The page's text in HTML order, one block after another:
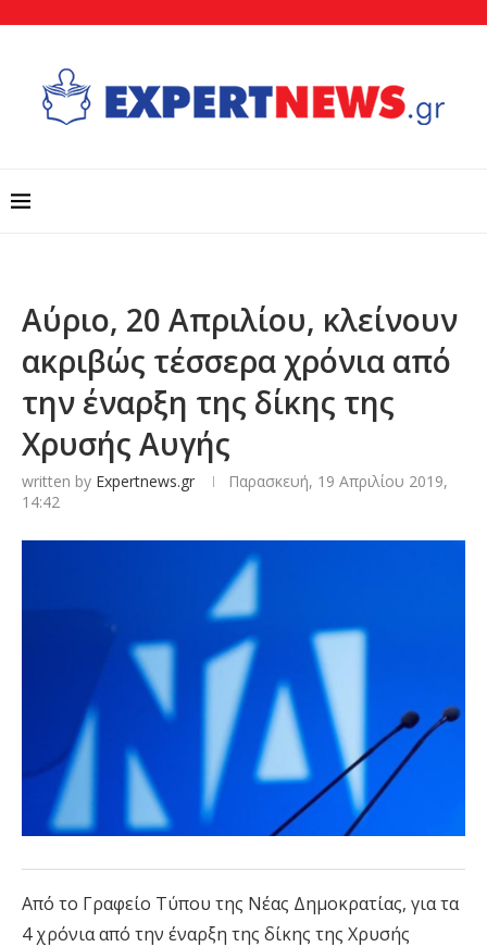
Αύριο, 20 Απριλίου, κλείνουν
ακριβώς τέσσερα χρόνια από
την έναρξη της δίκης της
Χρυσής Αυγής
written by Expertnews.gr
Παρασκευή, 19 Απριλίου 2019,
14:42
Από το Γραφείο Τύπου της Νέας Δημοκρατίας, για τα
4 χρόνια από την έναρξη της δίκης της Χρυσής